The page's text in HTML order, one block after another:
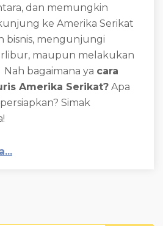
dan memungkin
ke Amerika Serikat
mengunjungi
maupun melakukan
bagaimana ya cara
Amerika Serikat? Apa
Simak